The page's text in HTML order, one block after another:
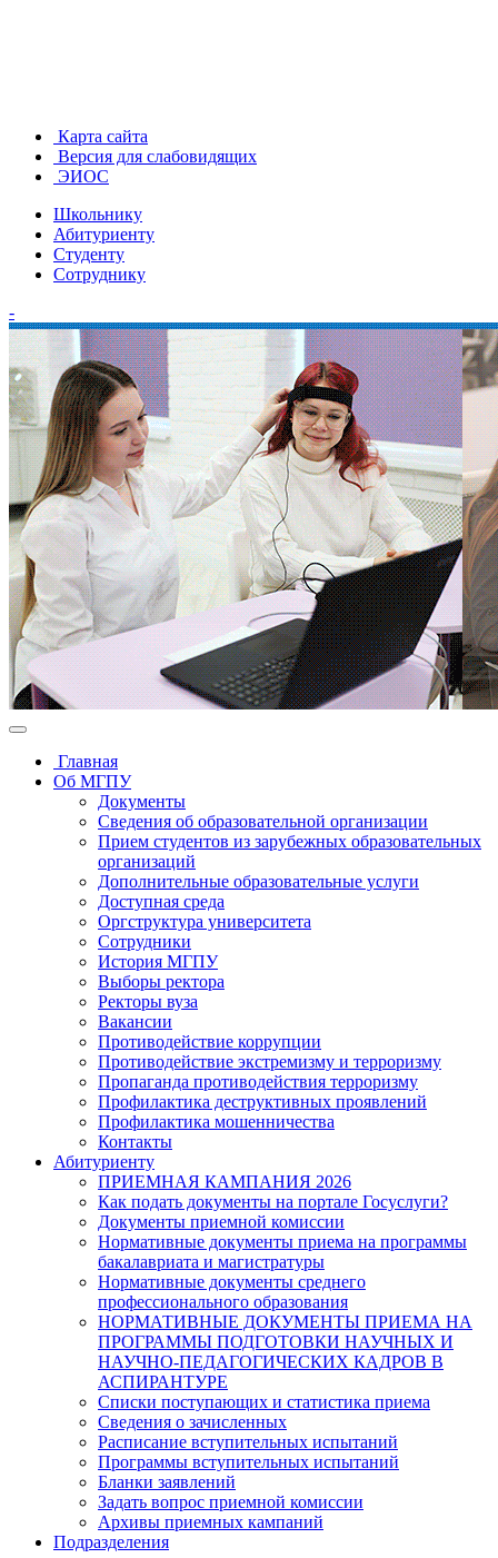
Карта сайта
Версия для слабовидящих
ЭИОС
Школьнику
Абитуриенту
Студенту
Сотруднику
-
Главная
Об МГПУ
Документы
Сведения об образовательной организации
Прием студентов из зарубежных образовательных
организаций
Дополнительные образовательные услуги
Доступная среда
Оргструктура университета
Сотрудники
История МГПУ
Выборы ректора
Ректоры вуза
Вакансии
Противодействие коррупции
Противодействие экстремизму и терроризму
Пропаганда противодействия терроризму
Профилактика деструктивных проявлений
Профилактика мошенничества
Контакты
Абитуриенту
ПРИЕМНАЯ КАМПАНИЯ 2026
Как подать документы на портале Госуслуги?
Документы приемной комиссии
Нормативные документы приема на программы
бакалавриата и магистратуры
Нормативные документы среднего
профессионального образования
НОРМАТИВНЫЕ ДОКУМЕНТЫ ПРИЕМА НА
ПРОГРАММЫ ПОДГОТОВКИ НАУЧНЫХ И
НАУЧНО-ПЕДАГОГИЧЕСКИХ КАДРОВ В
АСПИРАНТУРЕ
Списки поступающих и статистика приема
Сведения о зачисленных
Расписание вступительных испытаний
Программы вступительных испытаний
Бланки заявлений
Задать вопрос приемной комиссии
Архивы приемных кампаний
Подразделения